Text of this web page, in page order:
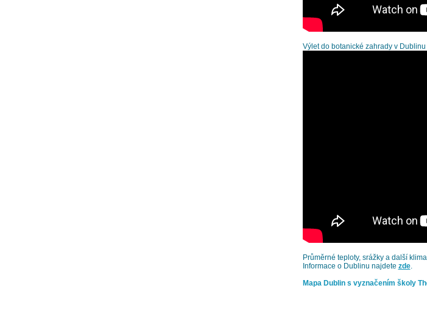
Výlet do botanické zahrady v Dublinu
Průměrné teploty, srážky a další
Informace o Dublinu najdete zde.
Mapa Dublin s vyznačením školy